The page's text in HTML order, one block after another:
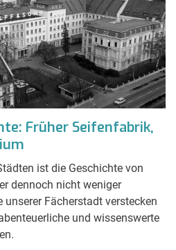
Früher Seifenfabrik,
ist die Geschichte von
dennoch nicht weniger
unserer Fächerstadt verstecken
und wissenswerte